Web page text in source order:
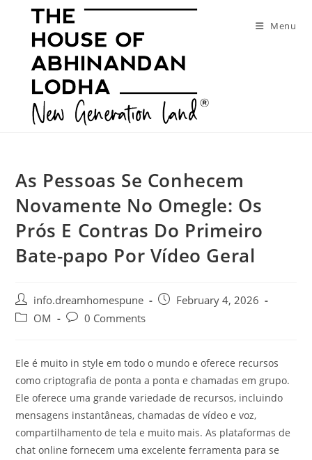
Menu
As Pessoas Se Conhecem
Novamente No Omegle: Os
Prós E Contras Do Primeiro
Bate-papo Por Vídeo Geral
Post
author:
info.dreamhomespune
PostFebruary 4, 2026
PostOM
Post0 Comments
Ele é muito in style em todo o mundo e oferece recursos
como criptografia de ponta a ponta e chamadas em grupo.
Ele oferece uma grande variedade de recursos, incluindo
mensagens instantâneas, chamadas de vídeo e voz,
compartilhamento de tela e muito mais. As plataformas de
chat online fornecem uma excelente ferramenta para se